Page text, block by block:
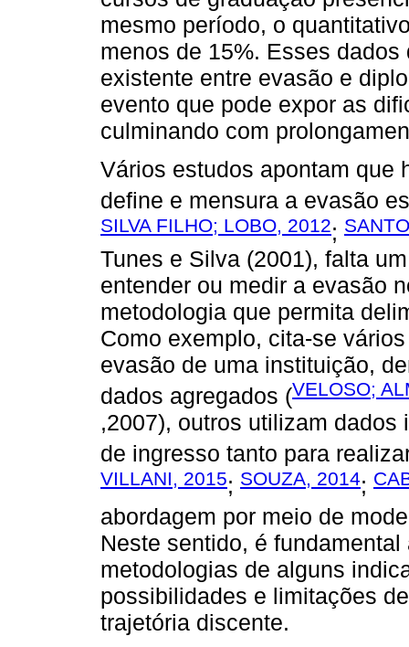
mesmo período, o
menos de 15%. Esses
existente entre evasão e
evento que pode expor as
culminando com
Vários estudos apontam que
define e mensura a evasão
SILVA FILHO; LOBO, 2012;
Tunes e Silva (2001), falta
entender ou medir a evasão
metodologia que permita
Como exemplo, cita-se
evasão de uma instituição,
dados agregados (VELOSO;
,2007), outros utilizam
de ingresso tanto para
VILLANI, 2015; SOUZA, 2014;
abordagem por meio de
Neste sentido, é
metodologias de alguns
possibilidades e limitações
trajetória discente.